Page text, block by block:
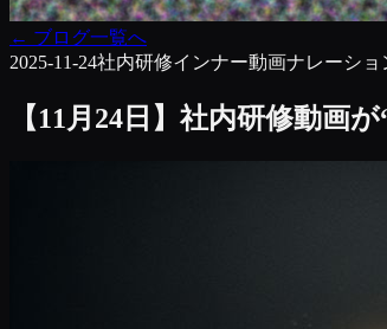
← ブログ一覧へ
2025-11-24社内研修インナー動画ナレーショ
【11月24日】社内研修動画